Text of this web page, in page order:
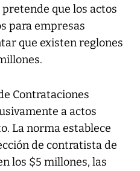
que los actos
para empresas
que existen reglones
Contrataciones
a actos
La norma establece
de contratista de
los $5 millones, las